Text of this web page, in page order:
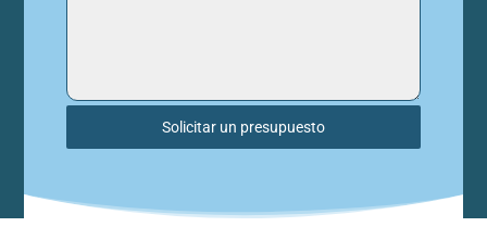
Solicitar un presupuesto